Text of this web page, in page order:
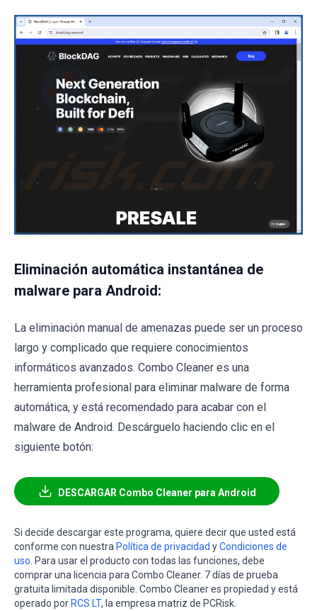
Eliminación automática instantánea de
malware para Android:
La eliminación manual de amenazas puede ser un proceso
largo y complicado que requiere conocimientos
informáticos avanzados. Combo Cleaner es una
herramienta profesional para eliminar malware de forma
automática, y está recomendado para acabar con el
malware de Android. Descárguelo haciendo clic en el
siguiente botón:
DESCARGAR Combo Cleaner para Android
Si decide descargar este programa, quiere decir que usted está
conforme con nuestra Política de privacidad yCondiciones de
uso . Para usar el producto con todas las funciones, debe
comprar una licencia para Combo Cleaner. 7 días de prueba
gratuita limitada disponible. Combo Cleaner es propiedad y está
operado por RCS LT, la empresa matriz de PCRisk.